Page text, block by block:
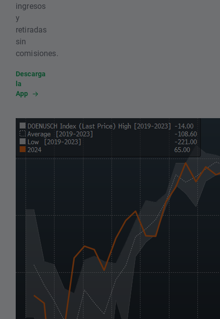
ingresos
y
retiradas
sin
comisiones.
Descarga
la
App